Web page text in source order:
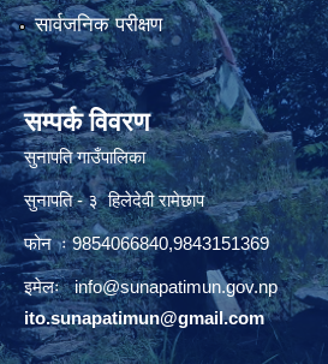
सार्वजनिक परीक्षण
सम्पर्क विवरण
सुनापति गाउँपालिका
सुनापति - ३ हिलेदेवी रामेछाप
फोन ः 9854066840,9843151369
इमेलः info@sunapatimun.gov.np
ito.sunapatimun@gmail.com